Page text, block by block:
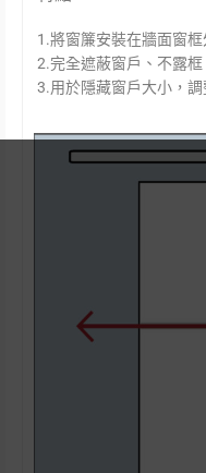
1.將窗簾安裝在牆面窗
2.完全遮蔽窗戶、不露
3.用於隱藏窗戶大小，